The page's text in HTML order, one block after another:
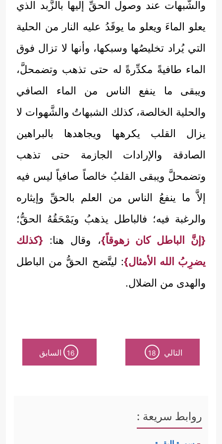
والشُّبهات عند وصول الحقِّ إليها بالزَّبد الذي
يعلو الماءَ ويعلو ما يوقَدُ عليه النار من الحلية
التي يُراد تخليصُها وسبكها، وأنها لا تزال فوق
الماء طافيةً مكدِّرةً له حتى تذهب وتضمحلَّ،
ويبقى ما ينفع الناس من الماء الصافي
والحلية الخالصة، كذلك الشبهاتُ والشَّهوات لا
يزال القلب يكرهها ويجاهدها بالبراهين
الصادقة والإرادات الجازمة حتى تذهب
وتضمحلَّ ويبقى القلبُ خالصاً صافياً ليس فيه
إلاَّ ما ينفعُ الناس من العلم بالحقِّ وإيثاره
والرغبة فيه؛ فالباطل يذهبُ ويَمْحَقُهُ الحقُّ؛
{إنَّ الباطل كان زهوقاً}، وقال هنا: {كذلك
يضرِبُ الله الأمثال}: ليتَّضح الحقُّ من الباطل
والهدى من الضلال.
التالي 18
16 السابق
روابط سريعة :